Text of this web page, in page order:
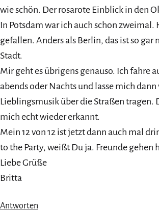
wie schön. Der rosarote Einblick in den
In Potsdam war ich auch schon zweimal.
gefallen. Anders als Berlin, das ist so gar
Stadt.
Mir geht es übrigens genauso. Ich fahre
abends oder Nachts und lasse mich
Lieblingsmusik über die Straßen tragen.
mich echt wieder erkannt.
Mein 12 von 12 ist jetzt dann auch mal
to the Party, weißt Du ja. Freunde gehen
Liebe Grüße
Britta
Antworten